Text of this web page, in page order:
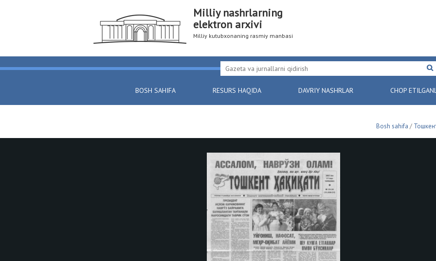
Milliy nashrlarning
elektron arxivi
Milliy kutubxonaning rasmiy manbasi
BOSH SAHIFA RESURS HAQIDA DAVRIY NASHRLAR CHOP
Bosh sahifa /